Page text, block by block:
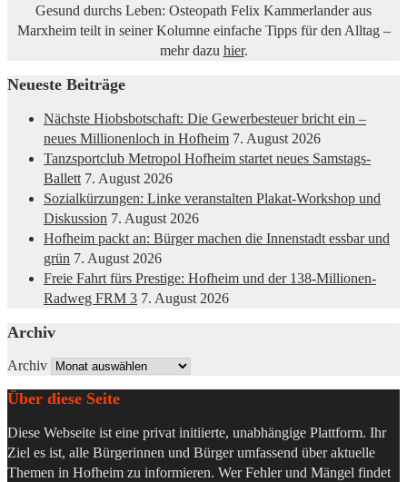
Gesund durchs Leben: Osteopath Felix Kammerlander aus
Marxheim teilt in seiner Kolumne einfache Tipps für den Alltag –
mehr dazu hier.
Neueste Beiträge
Nächste Hiobsbotschaft: Die Gewerbesteuer bricht ein –
neues Millionenloch in Hofheim 7. August 2026
Tanzsportclub Metropol Hofheim startet neues Samstags-
Ballett 7. August 2026
Sozialkürzungen: Linke veranstalten Plakat-Workshop und
Diskussion 7. August 2026
Hofheim packt an: Bürger machen die Innenstadt essbar und
grün 7. August 2026
Freie Fahrt fürs Prestige: Hofheim und der 138-Millionen-
Radweg FRM 3 7. August 2026
Archiv
Archiv
Über diese Seite
Diese Webseite ist eine privat initiierte, unabhängige Plattform. Ihr
Ziel es ist, alle Bürgerinnen und Bürger umfassend über aktuelle
Themen in Hofheim zu informieren. Wer Fehler und Mängel findet